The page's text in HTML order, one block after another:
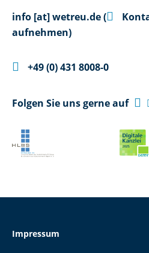
info [at]wetreu.de(
aufnehmen)
 +49 (0) 431 8008-0
Folgen Sie uns gerne auf 
Impressum